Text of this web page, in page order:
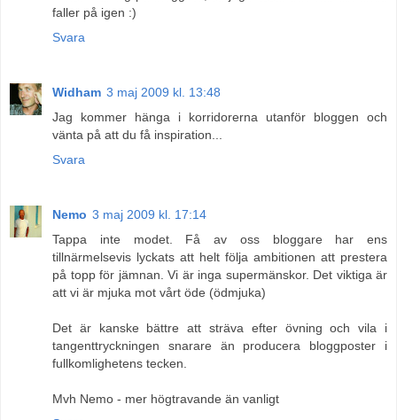
faller på igen :)
Svara
Widham 3 maj 2009 kl. 13:48
Jag kommer hänga i korridorerna utanför bloggen och
vänta på att du få inspiration...
Svara
Nemo 3 maj 2009 kl. 17:14
Tappa inte modet. Få av oss bloggare har ens
tillnärmelsevis lyckats att helt följa ambitionen att prestera
på topp för jämnan. Vi är inga supermänskor. Det viktiga är
att vi är mjuka mot vårt öde (ödmjuka)
Det är kanske bättre att sträva efter övning och vila i
tangenttryckningen snarare än producera bloggposter i
fullkomlighetens tecken.
Mvh Nemo - mer högtravande än vanligt